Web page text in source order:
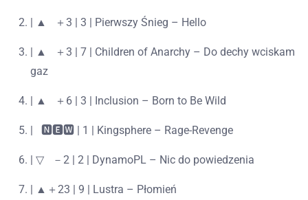
| ▲⠀＋3 | 3 | Pierwszy Śnieg – Hello
| ▲⠀＋3 | 7 | Children of Anarchy – Do dechy wciskam
gaz
| ▲⠀＋6 | 3 | Inclusion – Born to Be Wild
|⠀🅽🅴🆆 | 1 | Kingsphere – Rage-Revenge
| ▽⠀－2 | 2 | DynamoPL – Nic do powiedzenia
| ▲＋23 | 9 | Lustra – Płomień